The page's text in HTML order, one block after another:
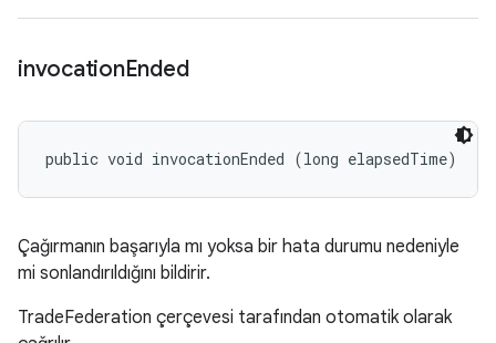
invocationEnded
public void invocationEnded (long elapsedTime)
Çağırmanın başarıyla mı yoksa bir hata durumu nedeniyle
mi sonlandırıldığını bildirir.
TradeFederation çerçevesi tarafından otomatik olarak